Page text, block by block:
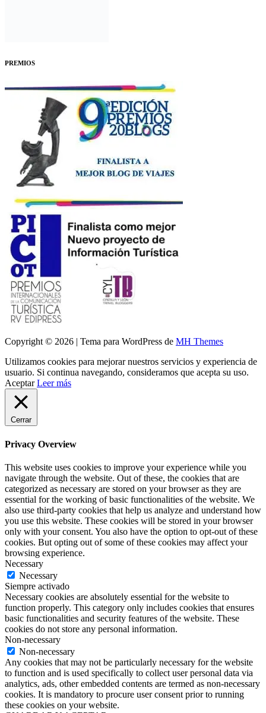
PREMIOS
Copyright © 2026 | Tema para WordPress de MH Themes
Utilizamos cookies para mejorar nuestros servicios y experiencia de
usuario. Si continua navegando, consideramos que acepta su uso.
Aceptar Leer más
Cerrar
Privacy Overview
This website uses cookies to improve your experience while you
navigate through the website. Out of these, the cookies that are
categorized as necessary are stored on your browser as they are
essential for the working of basic functionalities of the website. We
also use third-party cookies that help us analyze and understand how
you use this website. These cookies will be stored in your browser
only with your consent. You also have the option to opt-out of these
cookies. But opting out of some of these cookies may affect your
browsing experience.
Necessary
Necessary
Siempre activado
Necessary cookies are absolutely essential for the website to
function properly. This category only includes cookies that ensures
basic functionalities and security features of the website. These
cookies do not store any personal information.
Non-necessary
Non-necessary
Any cookies that may not be particularly necessary for the website
to function and is used specifically to collect user personal data via
analytics, ads, other embedded contents are termed as non-necessary
cookies. It is mandatory to procure user consent prior to running
these cookies on your website.